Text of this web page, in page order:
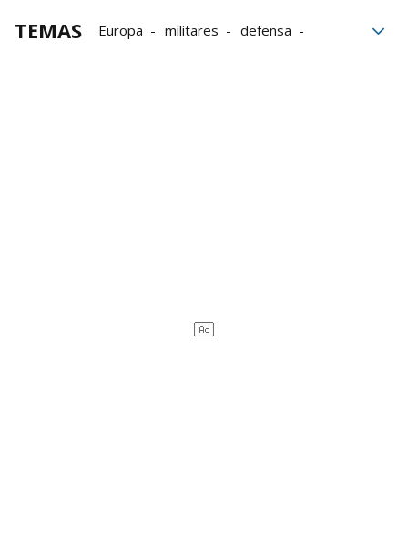
TEMAS Europa militares
defensa